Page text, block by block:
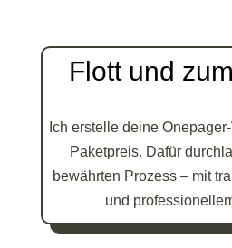
Flott und
Ich erstelle deine
Paketpreis. Dafür
bewährten Prozess – mit
und